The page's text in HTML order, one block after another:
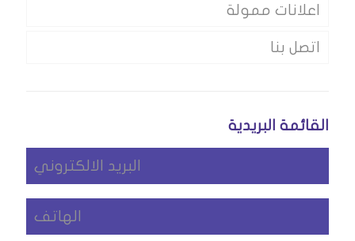
اعلانات ممولة
اتصل بنا
القائمة البريدية